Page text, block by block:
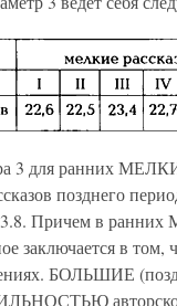
3 для ранних
позднего
Причем в ранних
в том,
БОЛЬШИЕ